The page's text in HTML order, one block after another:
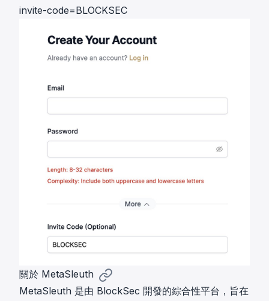
invite-code=BLOCKSEC
關於 MetaSleuth
MetaSleuth 是由 BlockSec 開發的綜合性平台，旨在